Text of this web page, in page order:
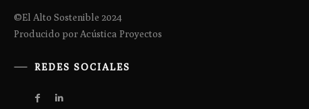
©El Alto Sostenible 2024
Producido por Acústica Proyectos
REDES SOCIALES